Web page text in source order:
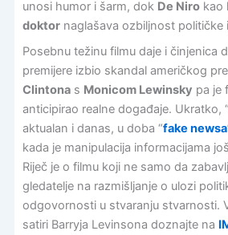
unosi humor i šarm, dok De Nirokao
doktornaglašava ozbiljnost političke
Posebnu težinu filmu daje i činjenica
premijere izbio skandal američkog
Clintonas Monicom Lewinsky pa je
anticipirao realne događaje. Ukratko, “
aktualan i danas, u doba “fake newsa
kada je manipulacija informacijama
Riječ je o filmu koji ne samo da
gledatelje na razmišljanje o ulozi
odgovornosti u stvaranju stvarnosti.
satiri Barryja Levinsona doznajte na